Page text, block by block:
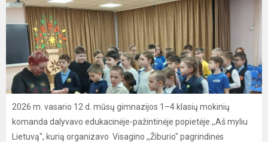
2026 m. vasario 12 d. mūsų gimnazijos 1–4 klasių mokinių
komanda dalyvavo edukacinėje-pažintinėje popietėje ,,Aš myliu
Lietuvą", kurią organizavo Visagino ,,Žiburio" pagrindinės